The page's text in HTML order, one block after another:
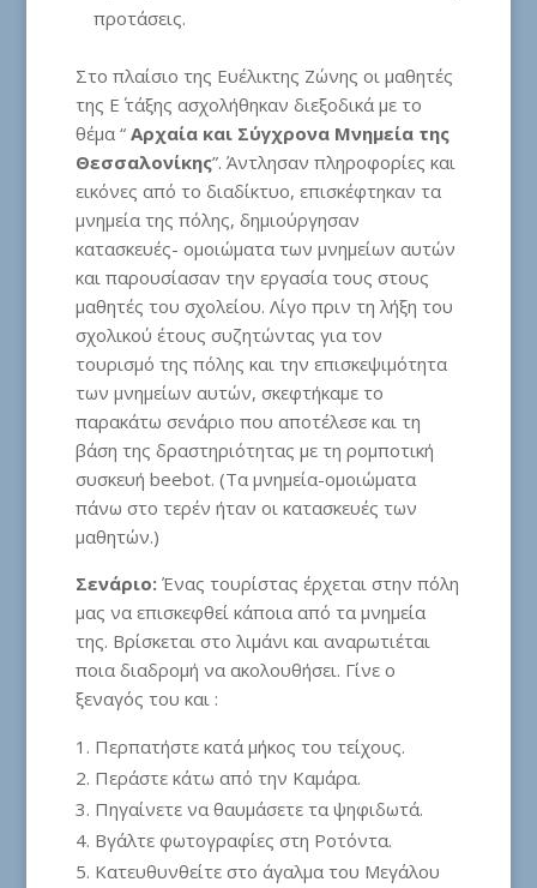
προτάσεις.
Στο πλαίσιο της Ευέλικτης Ζώνης οι μαθητές
της Ε΄ τάξης ασχολήθηκαν διεξοδικά με το
θέμα “ Αρχαία και Σύγχρονα Μνημεία της
Θεσσαλονίκης”. Άντλησαν πληροφορίες και
εικόνες από το διαδίκτυο, επισκέφτηκαν τα
μνημεία της πόλης, δημιούργησαν
κατασκευές- ομοιώματα των μνημείων αυτών
και παρουσίασαν την εργασία τους στους
μαθητές του σχολείου. Λίγο πριν τη λήξη του
σχολικού έτους συζητώντας για τον
τουρισμό της πόλης και την επισκεψιμότητα
των μνημείων αυτών, σκεφτήκαμε το
παρακάτω σενάριο που αποτέλεσε και τη
βάση της δραστηριότητας με τη ρομποτική
συσκευή beebot. (Τα μνημεία-ομοιώματα
πάνω στο τερέν ήταν οι κατασκευές των
μαθητών.)
Σενάριο:Ένας τουρίστας έρχεται στην πόλη
μας να επισκεφθεί κάποια από τα μνημεία
της. Βρίσκεται στο λιμάνι και αναρωτιέται
ποια διαδρομή να ακολουθήσει. Γίνε ο
ξεναγός του και :
Περπατήστε κατά μήκος του τείχους.
Περάστε κάτω από την Καμάρα.
Πηγαίνετε να θαυμάσετε τα ψηφιδωτά.
Βγάλτε φωτογραφίες στη Ροτόντα.
Κατευθυνθείτε στο άγαλμα του Μεγάλου